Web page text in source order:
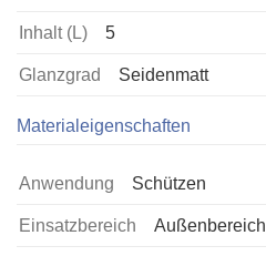
Inhalt (L) 5
Glanzgrad Seidenmatt
Materialeigenschaften
Anwendung Schützen
Einsatzbereich Außenbereich